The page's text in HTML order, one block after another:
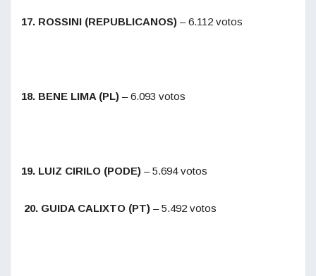
17. ROSSINI (REPUBLICANOS) – 6.112 votos
18. BENE LIMA (PL) – 6.093 votos
19. LUIZ CIRILO (PODE) – 5.694 votos
20. GUIDA CALIXTO (PT) – 5.492 votos